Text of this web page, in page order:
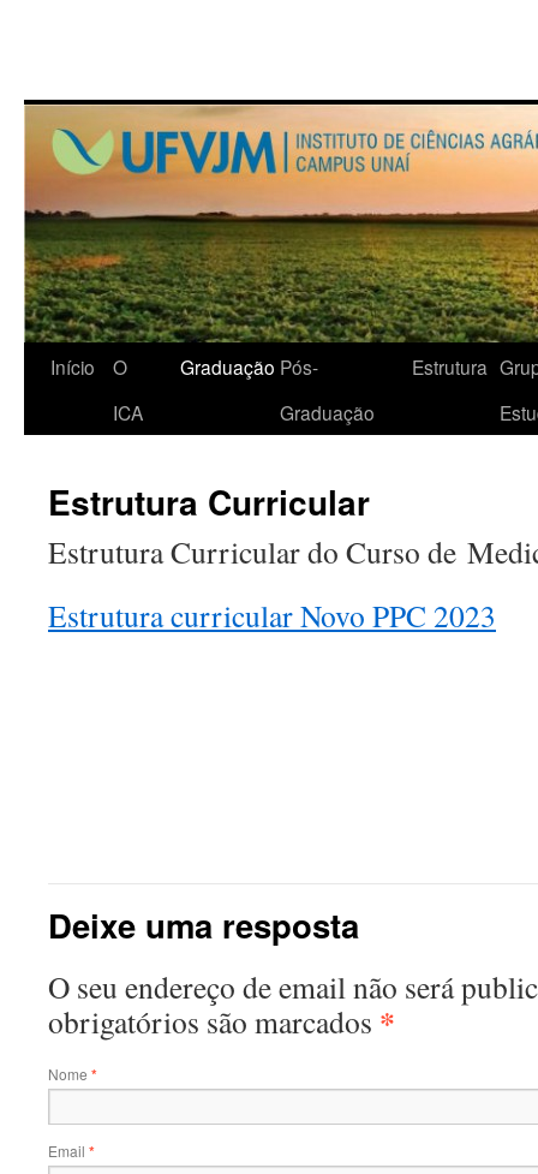
Início
O
ICA
Graduação Pós-
Graduação
Estrutura
Estrutura Curricular
Estrutura Curricular do Curso de
Estrutura curricular Novo PPC 2023
Deixe uma resposta
O seu endereço de email não será
obrigatórios são marcados *
Nome *
Email *